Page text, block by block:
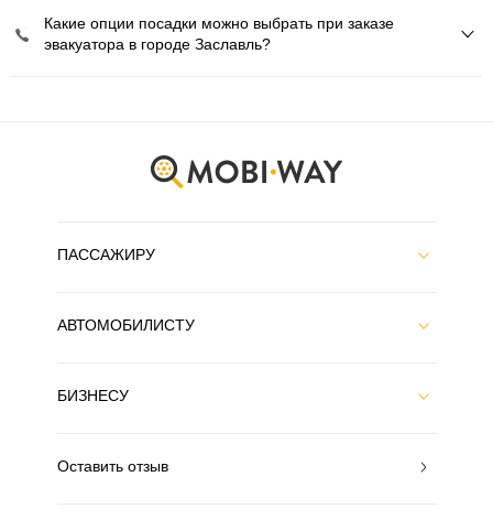
Какие опции посадки можно выбрать при заказе
эвакуатора в городе Заславль?
ПАССАЖИРУ
АВТОМОБИЛИСТУ
БИЗНЕСУ
Оставить отзыв